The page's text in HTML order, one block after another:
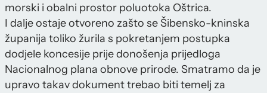
morski i obalni prostor poluotoka Oštrica.
I dalje ostaje otvoreno zašto se Šibensko-kninska
županija toliko žurila s pokretanjem postupka
dodjele koncesije prije donošenja prijedloga
Nacionalnog plana obnove prirode. Smatramo da je
upravo takav dokument trebao biti temelj za